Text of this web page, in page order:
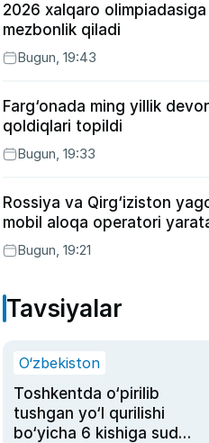
2026 xalqaro olimpiadasiga
mezbonlik qiladi
Bugun, 19:43
Farg‘onada ming yillik devor
qoldiqlari topildi
Bugun, 19:33
Rossiya va Qirg‘iziston
mobil aloqa operatori
Bugun, 19:21
Tavsiyalar
O‘zbekiston
Toshkentda o‘pirilib
tushgan yo‘l qurilishi
bo‘yicha 6 kishiga sud